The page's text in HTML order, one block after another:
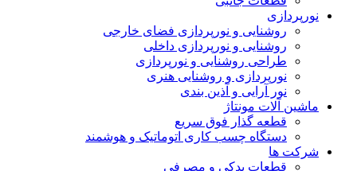
نورپردازی
روشنایی و نورپردازی فضای خارجی
روشنایی و نورپردازی داخلی
طراحی روشنایی و نورپردازی
نورپردازی و روشنایی هنری
نور آرایی و آذین بندی
ماشین آلات مونتاژ
قطعه گذار فوق سریع
دستگاه چسب کاری اتوماتیک و هوشمند
شرکت ها
قطعات یدکی و مصرفی